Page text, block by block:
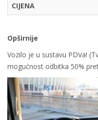
CIJENA
Opširnije
Vozilo je u sustavu PDVa!
mogućnost odbitka 50%